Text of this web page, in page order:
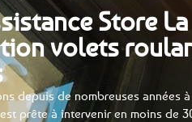
Store
volets
depuis de nombreuses années
prête à intervenir en moins de